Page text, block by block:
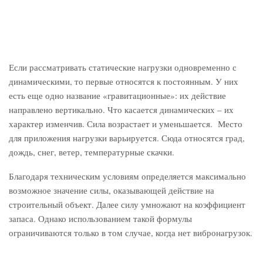
Если рассматривать статические нагрузки одновременно с
динамическими, то первые относятся к постоянным. У них
есть еще одно название «гравитационные»: их действие
направлено вертикально. Что касается динамических – их
характер изменчив. Сила возрастает и уменьшается. Место
для приложения нагрузки варьируется. Сюда относятся град,
дождь, снег, ветер, температурные скачки.
Благодаря техническим условиям определяется максимально
возможное значение силы, оказывающей действие на
строительный объект. Далее силу умножают на коэффициент
запаса. Однако использованием такой формулы
ограничиваются только в том случае, когда нет вибронагрузок.